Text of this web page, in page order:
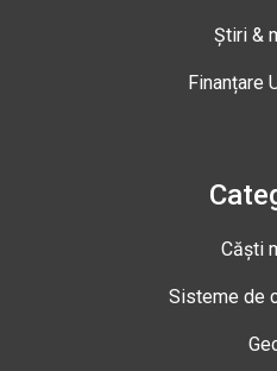
Știri &
Finanțare
Căști
Sisteme de